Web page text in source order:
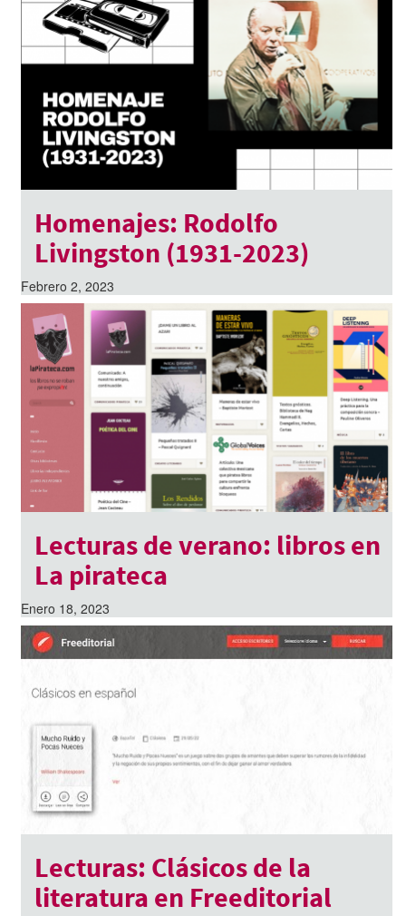
Homenajes: Rodolfo
Livingston (1931-2023)
Febrero 2, 2023
Lecturas de verano: libros en
La pirateca
Enero 18, 2023
Lecturas: Clásicos de la
literatura en Freeditorial